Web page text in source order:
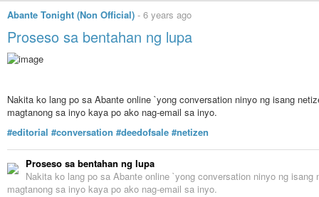
Abante Tonight (Non Official) - 6 years ago
Proseso sa bentahan ng lupa
Nakita ko lang po sa Abante online `yong conversation ninyo ng isang
magtanong sa inyo kaya po ako nag-email sa inyo.
#editorial #conversation #deedofsale #netizen
Proseso sa bentahan ng lupa
Nakita ko lang po sa Abante online `yong conversation ninyo ng
magtanong sa inyo kaya po ako nag-email sa inyo.